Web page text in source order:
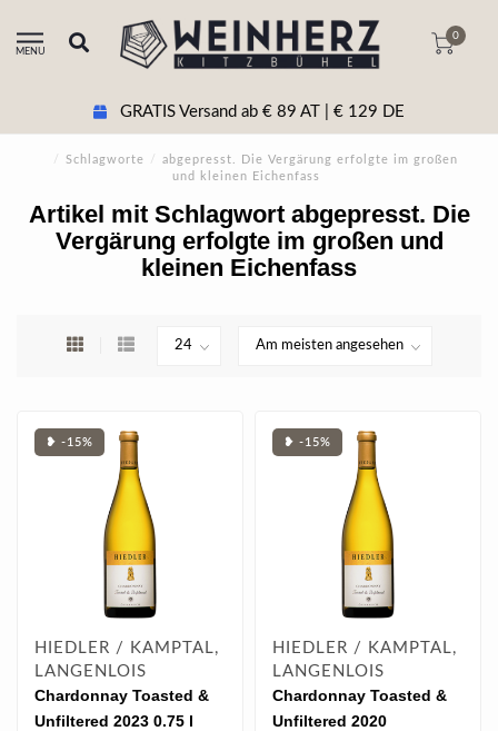
MENU
0
GRATIS Versand ab € 89 AT | € 129 DE
/ Schlagworte /
abgepresst. Die Vergärung erfolgte im großen
und kleinen Eichenfass
Artikel mit Schlagwort abgepresst. Die
Vergärung erfolgte im großen und
kleinen Eichenfass
❥ -15%
HIEDLER / KAMPTAL,
LANGENLOIS
Chardonnay Toasted &
Unfiltered 2023 0.75 l
❥ -15%
HIEDLER / KAMPTAL,
LANGENLOIS
Chardonnay Toasted &
Unfiltered 2020